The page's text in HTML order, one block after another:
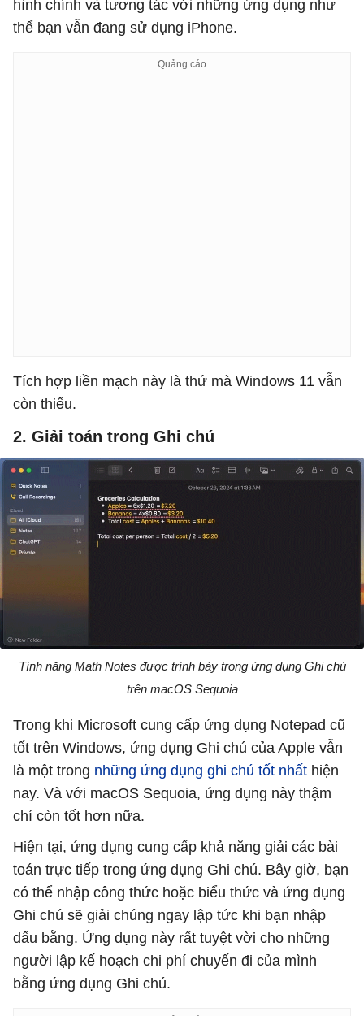
hình chính và tương tác với những ứng dụng như
thể bạn vẫn đang sử dụng iPhone.
Tích hợp liền mạch này là thứ mà Windows 11 vẫn
còn thiếu.
2. Giải toán trong Ghi chú
Tính năng Math Notes được trình bày trong ứng dụng Ghi chú
trên macOS Sequoia
Trong khi Microsoft cung cấp ứng dụng Notepad cũ
tốt trên Windows, ứng dụng Ghi chú của Apple vẫn
là một trong những ứng dụng ghi chú tốt nhất hiện
nay. Và với macOS Sequoia, ứng dụng này thậm
chí còn tốt hơn nữa.
Hiện tại, ứng dụng cung cấp khả năng giải các bài
toán trực tiếp trong ứng dụng Ghi chú. Bây giờ, bạn
có thể nhập công thức hoặc biểu thức và ứng dụng
Ghi chú sẽ giải chúng ngay lập tức khi bạn nhập
dấu bằng. Ứng dụng này rất tuyệt vời cho những
người lập kế hoạch chi phí chuyến đi của mình
bằng ứng dụng Ghi chú.